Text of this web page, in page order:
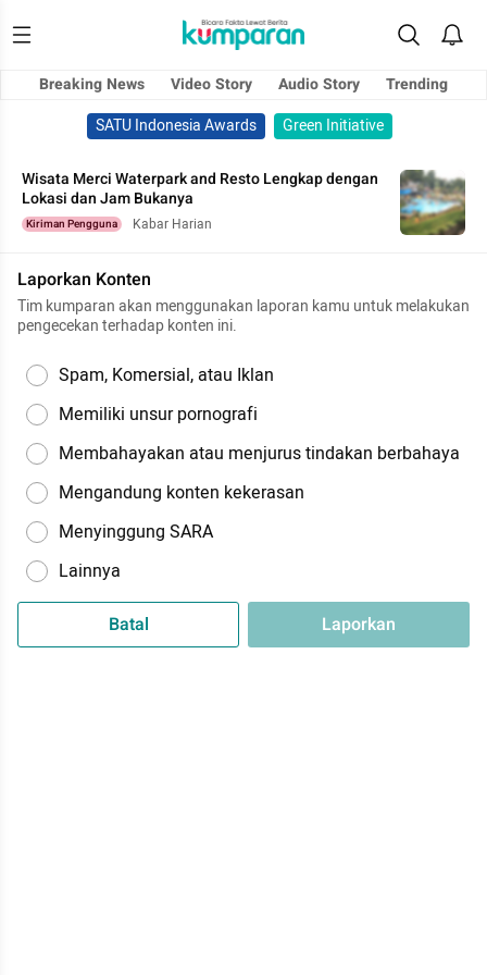
Breaking News Video Story Audio Story
Trending
SATU Indonesia Awards
Green Initiative
Wisata Merci Waterpark and Resto Lengkap dengan
Lokasi dan Jam Bukanya
Kiriman Pengguna Kabar Harian
Laporkan Konten
Tim kumparan akan menggunakan laporan kamu untuk melakukan
pengecekan terhadap konten ini.
Spam, Komersial, atau Iklan
Memiliki unsur pornografi
Membahayakan atau menjurus tindakan berbahaya
Mengandung konten kekerasan
Menyinggung SARA
Lainnya
Batal Laporkan